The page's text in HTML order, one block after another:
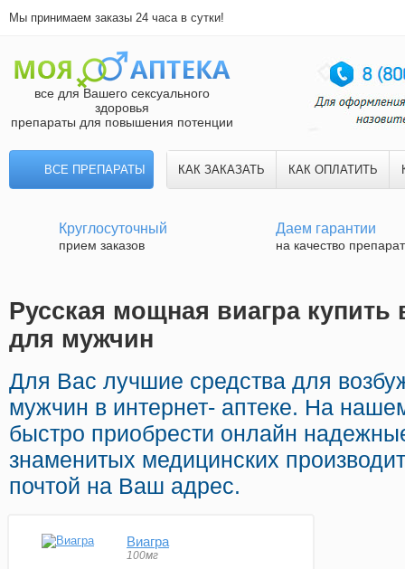
Мы принимаем заказы 24 часа в сутки!
все для Вашего сексуального
здоровья
препараты для повышения потенции
ВСЕ ПРЕПАРАТЫ КАК ЗАКАЗАТЬ КАК ОПЛАТИТЬ
Круглосуточный
прием заказов
Даем гарантии
на качество
Русская мощная виагра купить
для мужчин
Для Вас лучшие средства для
мужчин в интернет- аптеке. На
быстро приобрести онлайн
знаменитых медицинских
почтой на Ваш адрес.
Виагра
100мг